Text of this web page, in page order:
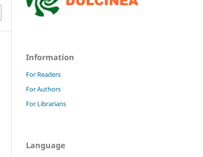
Information
For Readers
For Authors
For Librarians
Language